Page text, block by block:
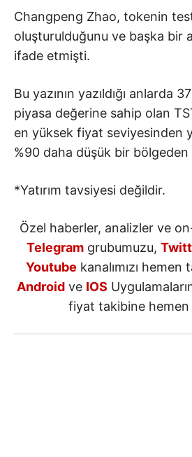
Changpeng Zhao, tokenin
oluşturulduğunu ve başka bir
ifade etmişti.
Bu yazının yazıldığı anlarda
piyasa değerine sahip olan
en yüksek fiyat seviyesinden
%90 daha düşük bir
*Yatırım tavsiyesi değildir.
Özel haberler, analizler ve
Telegramgrubumuzu,
Youtube kanalımızı hemen
Androidve IOS
fiyat takibine hemen